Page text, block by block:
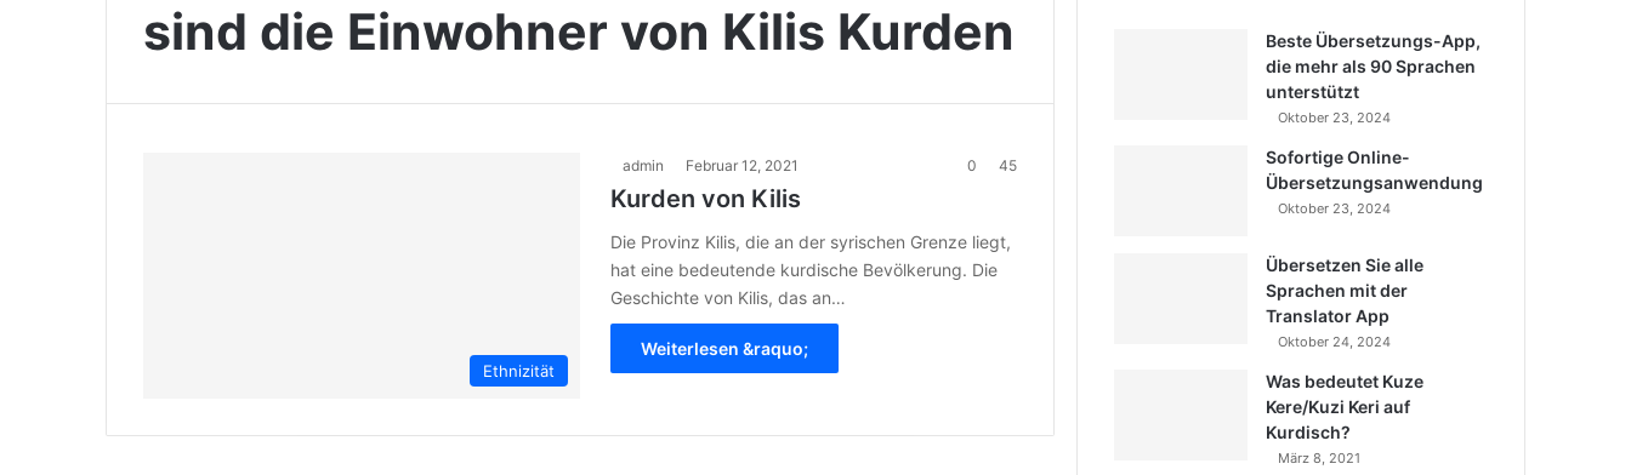
sind die Einwohner von Kilis Kurden
Ethnizität
admin Februar 12, 2021 0 45
Kurden von Kilis
Die Provinz Kilis, die an der syrischen Grenze liegt,
hat eine bedeutende kurdische Bevölkerung. Die
Geschichte von Kilis, das an…
Weiterlesen &raquo;
Beste Übersetzungs-App,
die mehr als 90 Sprachen
unterstützt
Oktober 23, 2024
Sofortige Online-
Übersetzungsanwendung
Oktober 23, 2024
Übersetzen Sie alle
Sprachen mit der
Translator App
Oktober 24, 2024
Was bedeutet Kuze
Kere/Kuzi Keri auf
Kurdisch?
März 8, 2021